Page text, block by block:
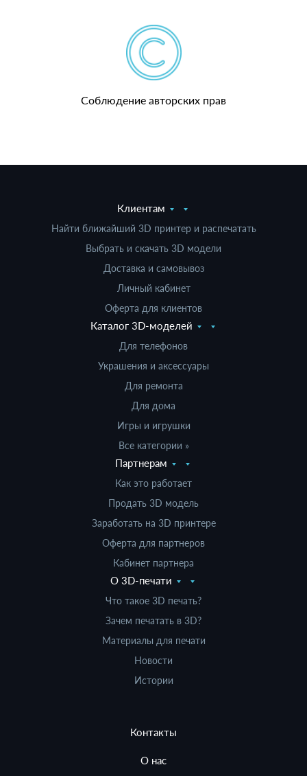
Соблюдение авторских прав
Клиентам
Найти ближайший 3D принтер и распечатать
Выбрать и скачать 3D модели
Доставка и самовывоз
Личный кабинет
Оферта для клиентов
Каталог 3D-моделей
Для телефонов
Украшения и аксессуары
Для ремонта
Для дома
Игры и игрушки
Все категории »
Партнерам
Как это работает
Продать 3D модель
Заработать на 3D принтере
Оферта для партнеров
Кабинет партнера
О 3D-печати
Что такое 3D печать?
Зачем печатать в 3D?
Материалы для печати
Новости
Истории
Контакты
О нас